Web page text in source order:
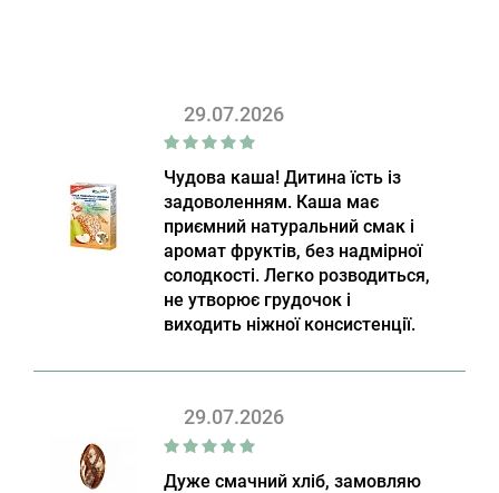
29.07.2026
Чудова каша! Дитина їсть із
задоволенням. Каша має
приємний натуральний смак і
аромат фруктів, без надмірної
солодкості. Легко розводиться,
не утворює грудочок і
виходить ніжної консистенції.
29.07.2026
Дуже смачний хліб, замовляю